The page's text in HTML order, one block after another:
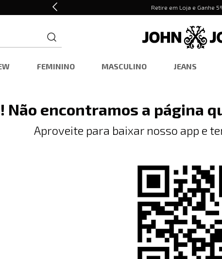
Retire em Loja e Ganhe
FEMININO MASCULINO JEANS
Não encontramos a página
Aproveite para baixar nosso app e